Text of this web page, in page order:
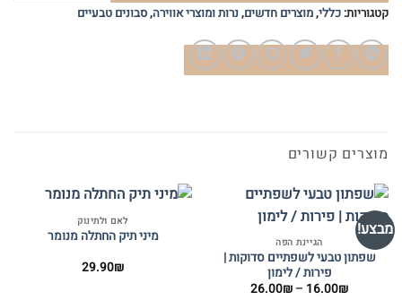
קטגוריות: כללי,מוצרים חדשים,נרות ומוצרי אווירה,סבונים טבעיים
מוצרים קשורים
מבצע!
הגיינת הפה
שפתון טבעי לשפתיים סדוקות |
פירות / לימון
16.00₪
–
26.00₪ טווח
לאם ולתינוק
מיני תיק החתלה מנומר
29.90₪